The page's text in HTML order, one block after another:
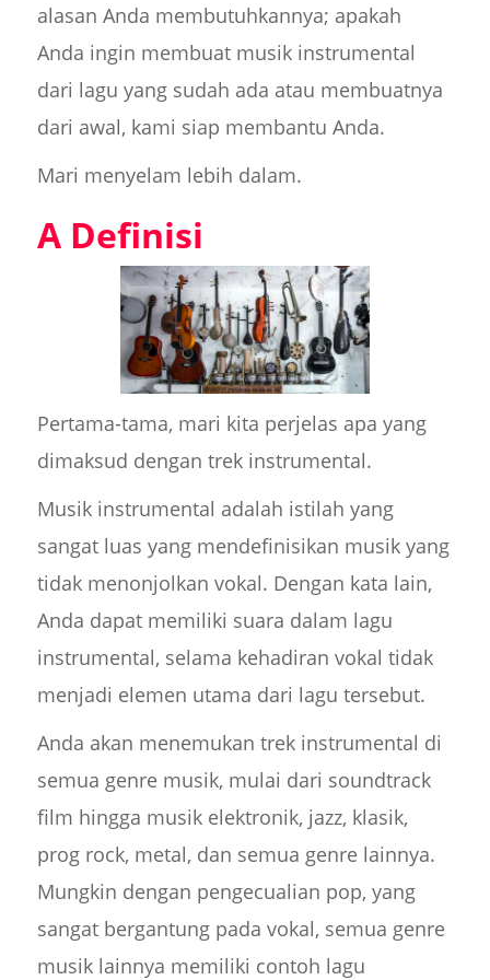
alasan Anda membutuhkannya; apakah
Anda ingin membuat musik instrumental
dari lagu yang sudah ada atau membuatnya
dari awal, kami siap membantu Anda.
Mari menyelam lebih dalam.
A Definisi
Pertama-tama, mari kita perjelas apa yang
dimaksud dengan trek instrumental.
Musik instrumental adalah istilah yang
sangat luas yang mendefinisikan musik yang
tidak menonjolkan vokal. Dengan kata lain,
Anda dapat memiliki suara dalam lagu
instrumental, selama kehadiran vokal tidak
menjadi elemen utama dari lagu tersebut.
Anda akan menemukan trek instrumental di
semua genre musik, mulai dari soundtrack
film hingga musik elektronik, jazz, klasik,
prog rock, metal, dan semua genre lainnya.
Mungkin dengan pengecualian pop, yang
sangat bergantung pada vokal, semua genre
musik lainnya memiliki contoh lagu